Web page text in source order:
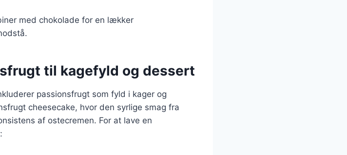
med chokolade for en lækker
til kagefyld og dessert
passionsfrugt som fyld i kager og
cheesecake, hvor den syrlige smag fra
af ostecremen. For at lave en